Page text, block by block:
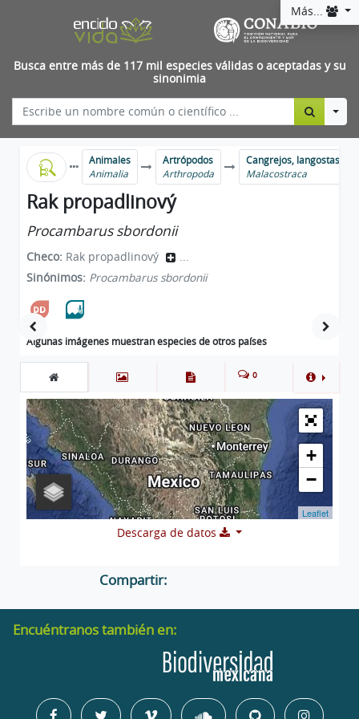
Más...
Busca entre más de 117 mil especies válidas o aceptadas y su
sinonimia
Animales
Animalia
Artrópodos
Arthropoda
Cangrejos, langostas,
Malacostraca
Rak propadlinový
Procambarus sbordonii
Checo: Rak propadlinový
...
Sinónimos: Procambarus sbordonii
Algunas imágenes muestran especies de otros países
0
+
−
Leaflet
Descarga de datos
Compartir:
Encuéntranos también en: